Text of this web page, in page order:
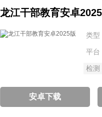
龙江干部教育安卓
类型
平台
检测
安卓下载